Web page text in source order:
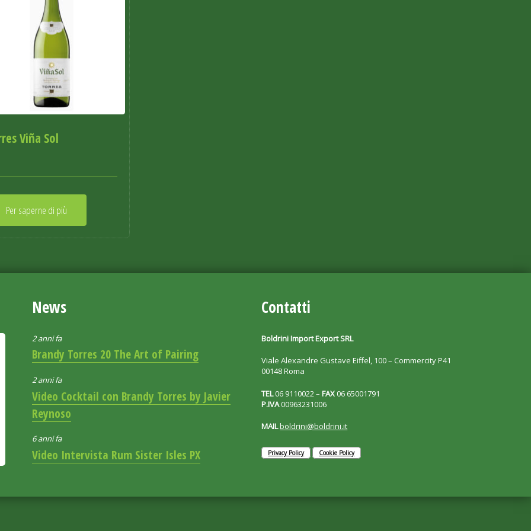
Viña Sol
Per saperne di più
News
2 anni fa
Brandy Torres 20 The Art of Pairing
2 anni fa
Video Cocktail con Brandy Torres by Javier
Reynoso
6 anni fa
Video Intervista Rum Sister Isles PX
Contatti
Boldrini Import Export SRL
Viale Alexandre Gustave Eiffel, 100 – Commercity P41
00148 Roma
TEL06 9110022 –FAX06 65001791
P.IVA00963231006
MAILboldrini@boldrini.it
Privacy Policy Cookie Policy